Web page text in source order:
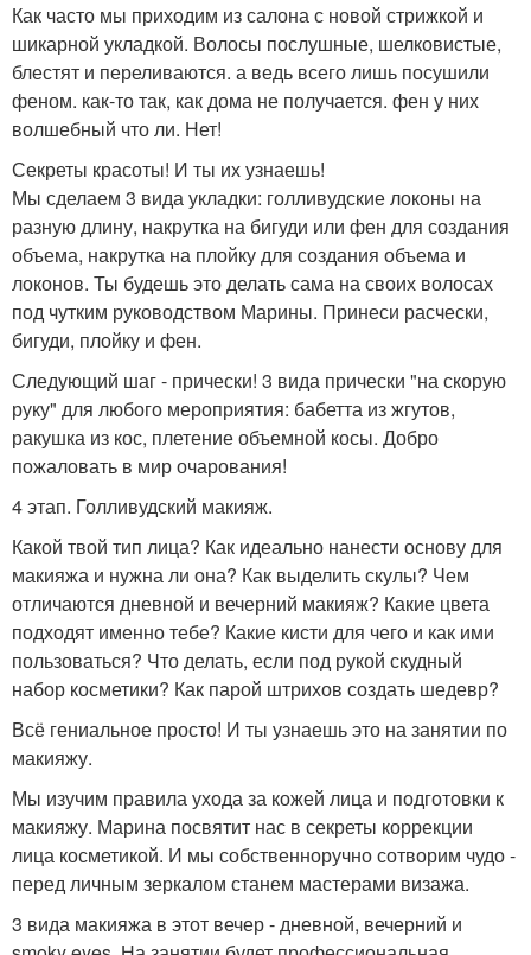
Как часто мы приходим из салона с новой стрижкой и
шикарной укладкой. Волосы послушные, шелковистые,
блестят и переливаются. а ведь всего лишь посушили
феном. как-то так, как дома не получается. фен у них
волшебный что ли. Нет!
Секреты красоты! И ты их узнаешь!
Мы сделаем 3 вида укладки: голливудские локоны на
разную длину, накрутка на бигуди или фен для создания
объема, накрутка на плойку для создания объема и
локонов. Ты будешь это делать сама на своих волосах
под чутким руководством Марины. Принеси расчески,
бигуди, плойку и фен.
Следующий шаг - прически! 3 вида прически "на скорую
руку" для любого мероприятия: бабетта из жгутов,
ракушка из кос, плетение объемной косы. Добро
пожаловать в мир очарования!
4 этап. Голливудский макияж.
Какой твой тип лица? Как идеально нанести основу для
макияжа и нужна ли она? Как выделить скулы? Чем
отличаются дневной и вечерний макияж? Какие цвета
подходят именно тебе? Какие кисти для чего и как ими
пользоваться? Что делать, если под рукой скудный
набор косметики? Как парой штрихов создать шедевр?
Всё гениальное просто! И ты узнаешь это на занятии по
макияжу.
Мы изучим правила ухода за кожей лица и подготовки к
макияжу. Марина посвятит нас в секреты коррекции
лица косметикой. И мы собственноручно сотворим чудо -
перед личным зеркалом станем мастерами визажа.
3 вида макияжа в этот вечер - дневной, вечерний и